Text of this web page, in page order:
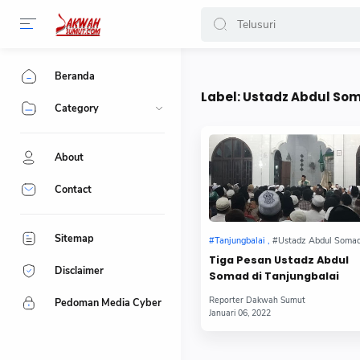
Label:Ustadz Abdul
Tiga Pesan Ustadz Abdul
Somad di Tanjungbalai
Beranda
Category
About
Contact
Sitemap
Disclaimer
Pedoman Media Cyber